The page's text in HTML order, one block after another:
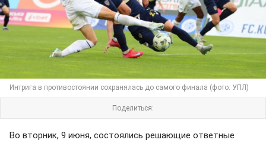
Интрига в противостоянии сохранялась до самого финала (фото: УПЛ)
Поделиться:
Во вторник, 9 июня, состоялись решающие ответные